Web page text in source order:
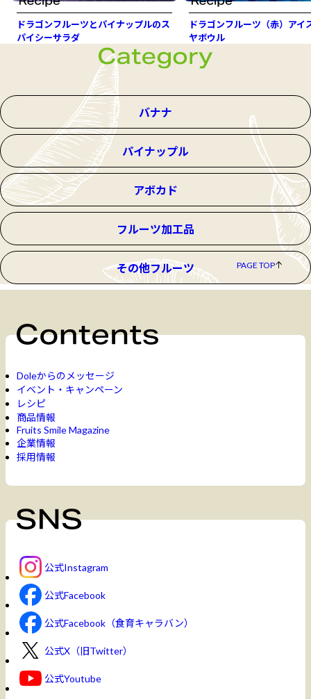
ドラゴンフルーツとパイナップルのス
パイシーサラダ
ドラゴンフルーツ（赤）アイ
ヤボウル
バナナ
パイナップル
アボカド
フルーツ加工品
その他フルーツ PAGE TOP
Doleからのメッセージ
イベント・キャンペーン
レシピ
商品情報
Fruits Smile Magazine
企業情報
採用情報
公式Instagram
公式Facebook
公式Facebook（食育キャラバン）
公式X（旧Twitter）
公式Youtube